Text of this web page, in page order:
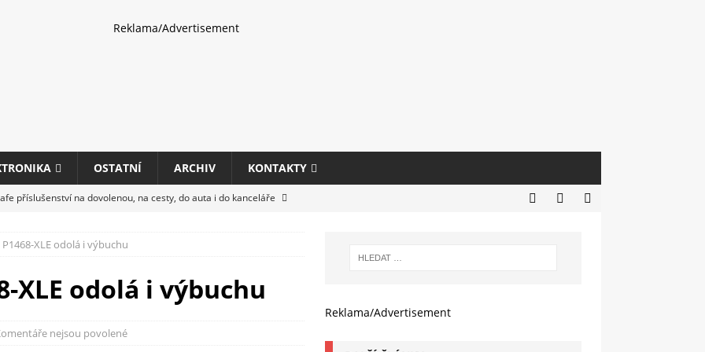
Reklama/Advertisement
OSTATNÍ ARCHIV KONTAKTY
příslušenství na dovolenou, na cesty, do auta i do kanceláře
COMPUTEX 2025 představí nové příslušenství pro hráče,
HARDWARE
kancelářských tiskáren Canon imageFORCE s modely
P1468-XLE odolá i výbuchu
XLE odolá i výbuchu
nejsou povolené
Reklama/Advertisement